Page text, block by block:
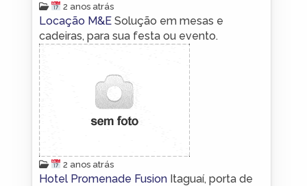
2 anos atrás
Locação M&E Solução em mesas e
cadeiras, para sua festa ou evento.
2 anos atrás
Hotel Promenade Fusion Itaguaí, porta de